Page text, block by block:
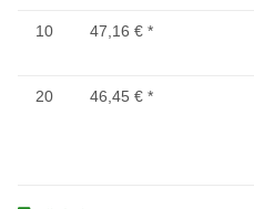
10 47,16 € *
20 46,45 € *